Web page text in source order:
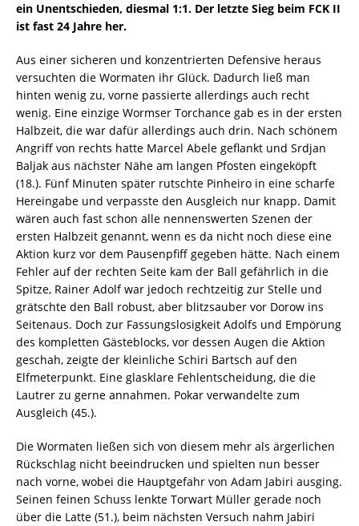
ein Unentschieden, diesmal 1:1. Der letzte Sieg beim FCK II
ist fast 24 Jahre her.
Aus einer sicheren und konzentrierten Defensive heraus
versuchten die Wormaten ihr Glück. Dadurch ließ man
hinten wenig zu, vorne passierte allerdings auch recht
wenig. Eine einzige Wormser Torchance gab es in der ersten
Halbzeit, die war dafür allerdings auch drin. Nach schönem
Angriff von rechts hatte Marcel Abele geflankt und Srdjan
Baljak aus nächster Nähe am langen Pfosten eingeköpft
(18.). Fünf Minuten später rutschte Pinheiro in eine scharfe
Hereingabe und verpasste den Ausgleich nur knapp. Damit
wären auch fast schon alle nennenswerten Szenen der
ersten Halbzeit genannt, wenn es da nicht noch diese eine
Aktion kurz vor dem Pausenpfiff gegeben hätte. Nach einem
Fehler auf der rechten Seite kam der Ball gefährlich in die
Spitze, Rainer Adolf war jedoch rechtzeitig zur Stelle und
grätschte den Ball robust, aber blitzsauber vor Dorow ins
Seitenaus. Doch zur Fassungslosigkeit Adolfs und Empörung
des kompletten Gästeblocks, vor dessen Augen die Aktion
geschah, zeigte der kleinliche Schiri Bartsch auf den
Elfmeterpunkt. Eine glasklare Fehlentscheidung, die die
Lautrer zu gerne annahmen. Pokar verwandelte zum
Ausgleich (45.).
Die Wormaten ließen sich von diesem mehr als ärgerlichen
Rückschlag nicht beeindrucken und spielten nun besser
nach vorne, wobei die Hauptgefahr von Adam Jabiri ausging.
Seinen feinen Schuss lenkte Torwart Müller gerade noch
über die Latte (51.), beim nächsten Versuch nahm Jabiri